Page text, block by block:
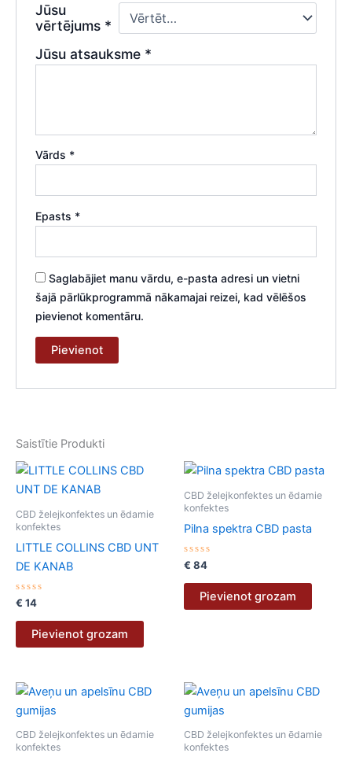
Jūsu
vērtējums *
Jūsu atsauksme *
Vārds *
Epasts *
Saglabājiet manu vārdu, e-pasta adresi un vietni
šajā pārlūkprogrammā nākamajai reizei, kad vēlēšos
pievienot komentāru.
Saistītie Produkti
CBD želejkonfektes un ēdamie
konfektes
LITTLE COLLINS CBD UNT
DE KANAB
Novērtēts
0
€ 14
Pievienot grozam
CBD želejkonfektes un ēdamie
konfektes
Pilna spektra CBD pasta
Novērtēts
0
€ 84
Pievienot grozam
CBD želejkonfektes un ēdamie
konfektes
CBD želejkonfektes un ēdamie
konfektes